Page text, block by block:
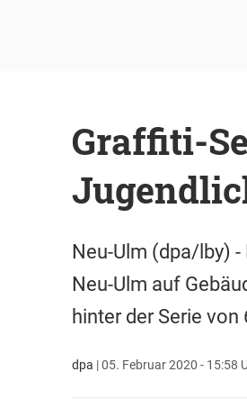
Graffiti-
Neu-Ulm (dpa/lby)
Neu-Ulm auf
hinter der Serie
dpa |05. Februar 2020 - 15:58